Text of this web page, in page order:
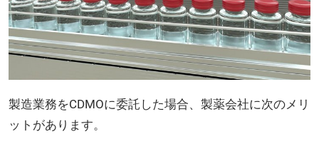
製造業務をCDMOに委託した場合、製薬会社に次のメリ
ットがあります。